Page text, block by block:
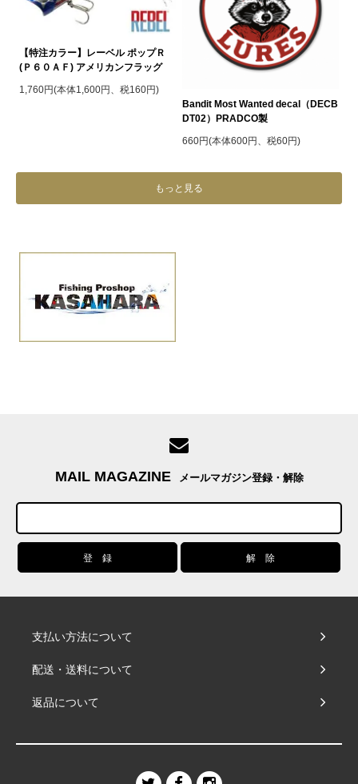
【特注カラー】レーベル ポップＲ
(Ｐ６０ＡＦ) アメリカンフラッグ
1,760円(本体1,600円、税160円)
Bandit Most Wanted decal（DECB
DT02）PRADCO製
660円(本体600円、税60円)
もっと見る
MAIL MAGAZINE メールマガジン登録・解除
支払い方法について
配送・送料について
返品について